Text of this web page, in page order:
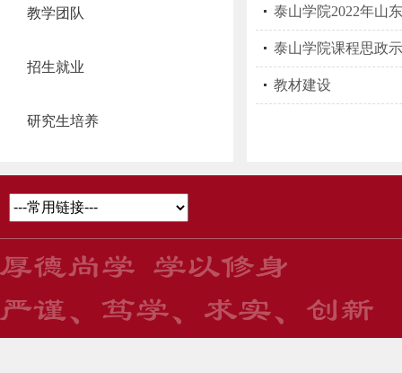
教学团队
招生就业
研究生培养
泰山学院2022年山
泰山学院课程思政
教材建设